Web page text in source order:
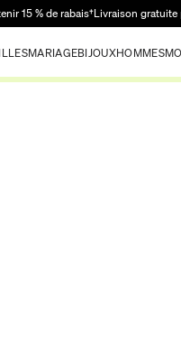
15 % de rabais†Livraison gratuite
MARIAGEBIJOUXHOMMES